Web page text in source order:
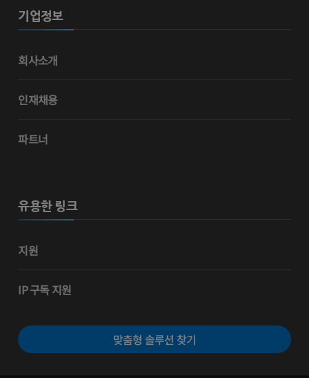
기업정보
회사소개
인재채용
파트너
유용한 링크
지원
IP 구독 지원
맞춤형 솔루션 찾기